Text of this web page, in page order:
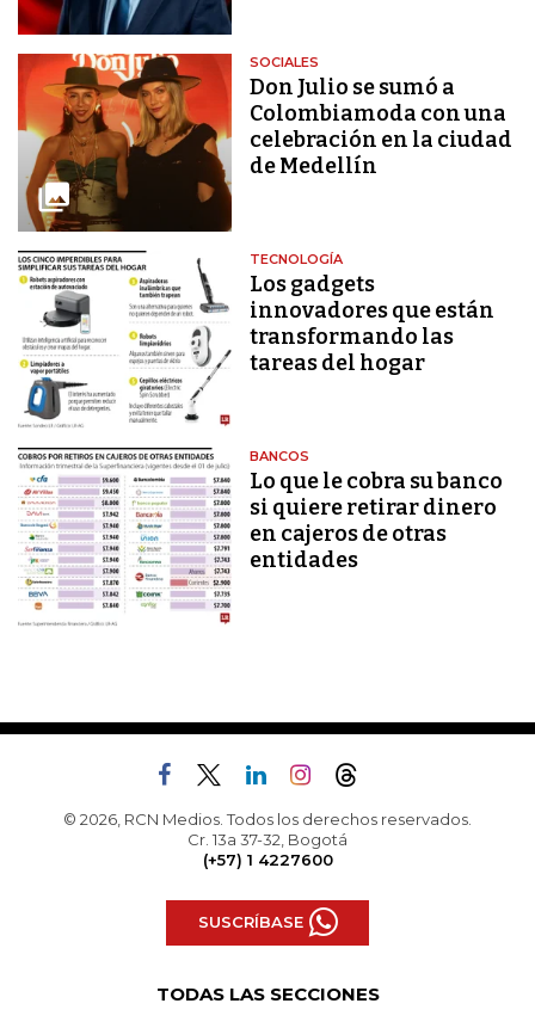
SOCIALES
Don Julio se sumó a
Colombiamoda con una
celebración en la ciudad
de Medellín
TECNOLOGÍA
Los gadgets
innovadores que están
transformando las
tareas del hogar
BANCOS
Lo que le cobra su banco
si quiere retirar dinero
en cajeros de otras
entidades
© 2026, RCN Medios. Todos los derechos reservados.
Cr. 13a 37-32, Bogotá
(+57) 1 4227600
SUSCRÍBASE
TODAS LAS SECCIONES